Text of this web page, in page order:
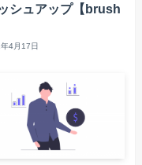
シュアップ【brush
4月17日